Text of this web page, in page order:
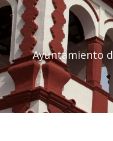
Ayuntamiento